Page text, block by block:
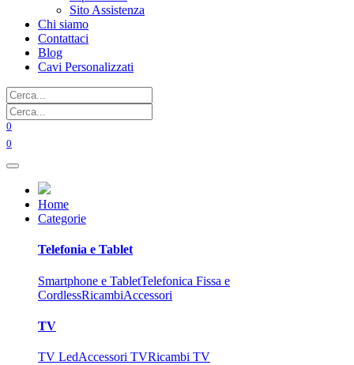
Sito Assistenza
Chi siamo
Contattaci
Blog
Cavi Personalizzati
0
0
Home
Categorie
Telefonia e Tablet
Smartphone e TabletTelefonica Fissa e
CordlessRicambiAccessori
TV
TV LedAccessori TVRicambi TV